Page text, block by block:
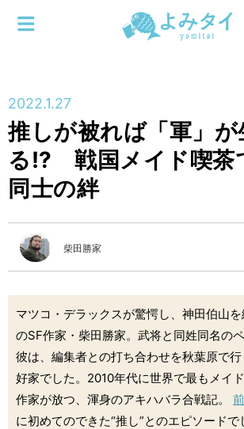
連載
編集部
検索する
メニューを閉じる
2022.1.27
推しが被れば「軍」が
る!? 戦国メイド喫茶
同士の絆
柴田勝家
マツコ・デラックスが驚愕し、神田伯山
のSF作家・柴田勝家。武将と同姓同名の
彼は、編集者との打ち合わせを秋葉原で
好家でした。2010年代に世界で最もメイ
作家が放つ、渾身のアキハバラ合戦記。
に初めてのできた“推し”とのエピソード